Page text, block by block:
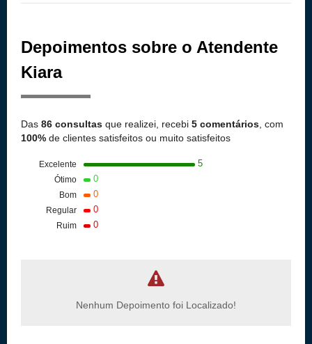
Depoimentos sobre o Atendente
Kiara
Das 86 consultas que realizei, recebi 5 comentários , com
100% de clientes satisfeitos ou muito satisfeitos
Excelente 5
Ótimo 0
Bom 0
Regular 0
Ruim 0
Nenhum Depoimento foi Localizado!